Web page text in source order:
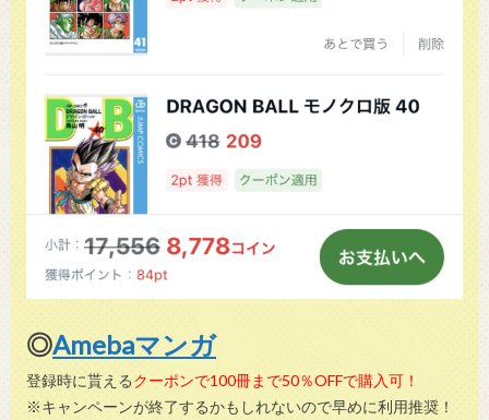
◎Amebaマンガ
登録時に貰えるクーポンで100冊まで50％OFFで購入可！
※キャンペーンが終了するかもしれないので早めに利用推奨！